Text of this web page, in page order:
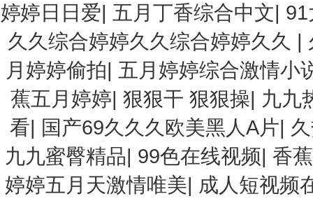
婷婷日日爱| 五月丁香综合中文|
久久综合婷婷久久综合婷婷久久 |
月婷婷偷拍| 五月婷婷综合激情小
蕉五月婷婷|狠狠干 狠狠操| 九九
看| 国产69久久久欧美黑人A片|
九九蜜臀精品| 99色在线视频| 香
婷婷五月天激情唯美| 成人短视频